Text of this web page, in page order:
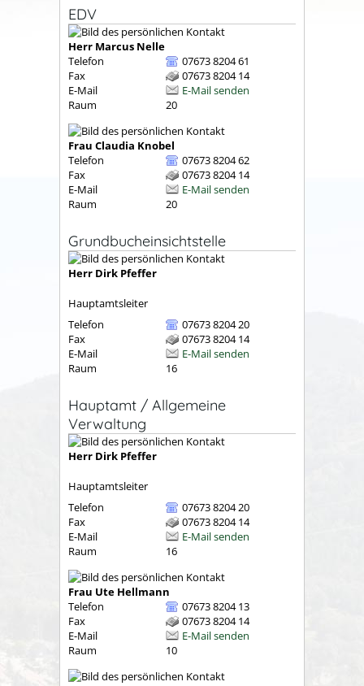
EDV
Herr Marcus Nelle
Telefon
07673 8204 61
Fax
07673 8204 14
E-Mail
E-Mail senden
Raum
20
Frau Claudia Knobel
Telefon
07673 8204 62
Fax
07673 8204 14
E-Mail
E-Mail senden
Raum
20
Grundbucheinsichtstelle
Herr Dirk Pfeffer
Hauptamtsleiter
Telefon
07673 8204 20
Fax
07673 8204 14
E-Mail
E-Mail senden
Raum
16
Hauptamt / Allgemeine
Verwaltung
Herr Dirk Pfeffer
Hauptamtsleiter
Telefon
07673 8204 20
Fax
07673 8204 14
E-Mail
E-Mail senden
Raum
16
Frau Ute Hellmann
Telefon
07673 8204 13
Fax
07673 8204 14
E-Mail
E-Mail senden
Raum
10